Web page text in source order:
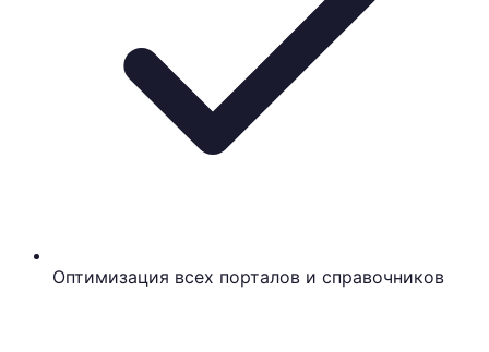
Оптимизация всех порталов и справочников